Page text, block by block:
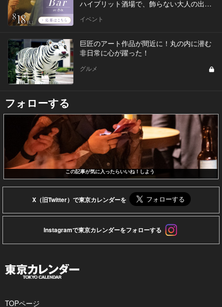
ハイブリット酒場で、飾らない大人の出会
イベント
巨匠のアート作品が間近に！丸の内に潜む
非日常に心が躍った！
グルメ
フォローする
この記事が気に入ったらいいね！しよう
X（旧Twitter）で東京カレンダーを
Instagramで東京カレンダーをフォローする
TOPページ